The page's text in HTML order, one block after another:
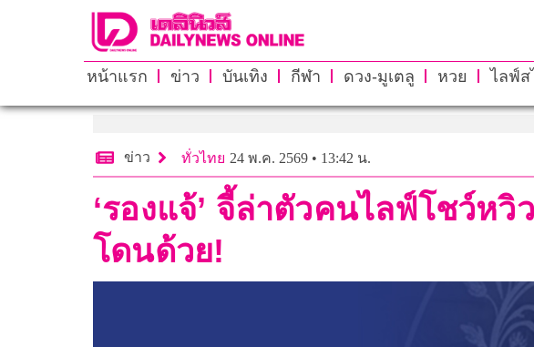
หน้าแรก ข่าว บันเทิง กีฬา ดวง-มูเตลู หวย ไลฟ์ส
ข่าว ทั่วไทย 24 พ.ค. 2569 • 13:42 น.
‘รองแจ้’ จี้ล่าตัวคนไลฟ์โชว์ห
โดนด้วย!